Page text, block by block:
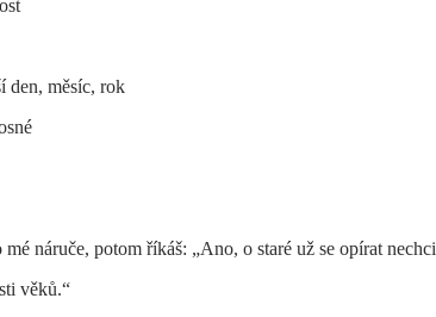
den, měsíc, rok
náruče, potom říkáš: „Ano, o staré už se opírat nechci
věků.“